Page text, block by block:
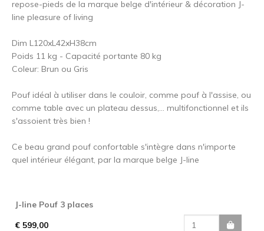
repose-pieds de la marque belge d'intérieur & décoration J-
line pleasure of living
Dim L120xL42xH38cm
Poids 11 kg - Capacité portante 80 kg
Coleur: Brun ou Gris
Pouf idéal à utiliser dans le couloir, comme pouf à l'assise, ou
comme table avec un plateau dessus,... multifonctionnel et ils
s'assoient très bien !
Ce beau grand pouf confortable s'intègre dans n'importe
quel intérieur élégant, par la marque belge J-line
J-line Pouf 3 places
€ 599,00